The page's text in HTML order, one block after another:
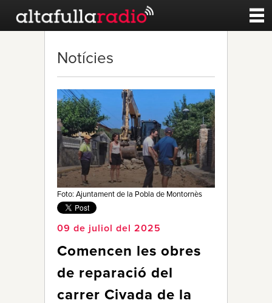
Esports
Noticies
Qui Som
Notícies
Foto: Ajuntament de la Pobla de Montornès
09 de juliol del 2025
Comencen les obres
de reparació del
carrer Civada de la